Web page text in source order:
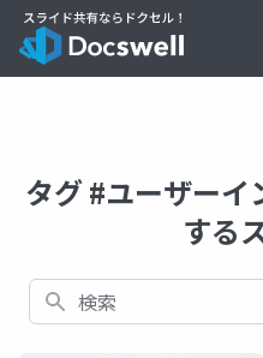
タグ #ユーザーイ
する
検索